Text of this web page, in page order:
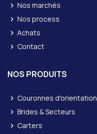
Nos marchés
Nos process
Achats
Contact
NOS PRODUITS
Couronnes d'orientation
Brides & Secteurs
Carters